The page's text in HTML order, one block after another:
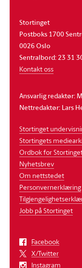
Stortinget
Postboks 1700
0026 Oslo
Sentralbord: 23 31
Kontakt oss
Ansvarlig redaktør:
Nettredaktør: Lars
Stortinget
Stortingets
Ordbok for
Nyhetsbrev
Om nettstedet
Personvernerklæring
Jobb på Stortinget
Facebook
X/Twitter
Instagram